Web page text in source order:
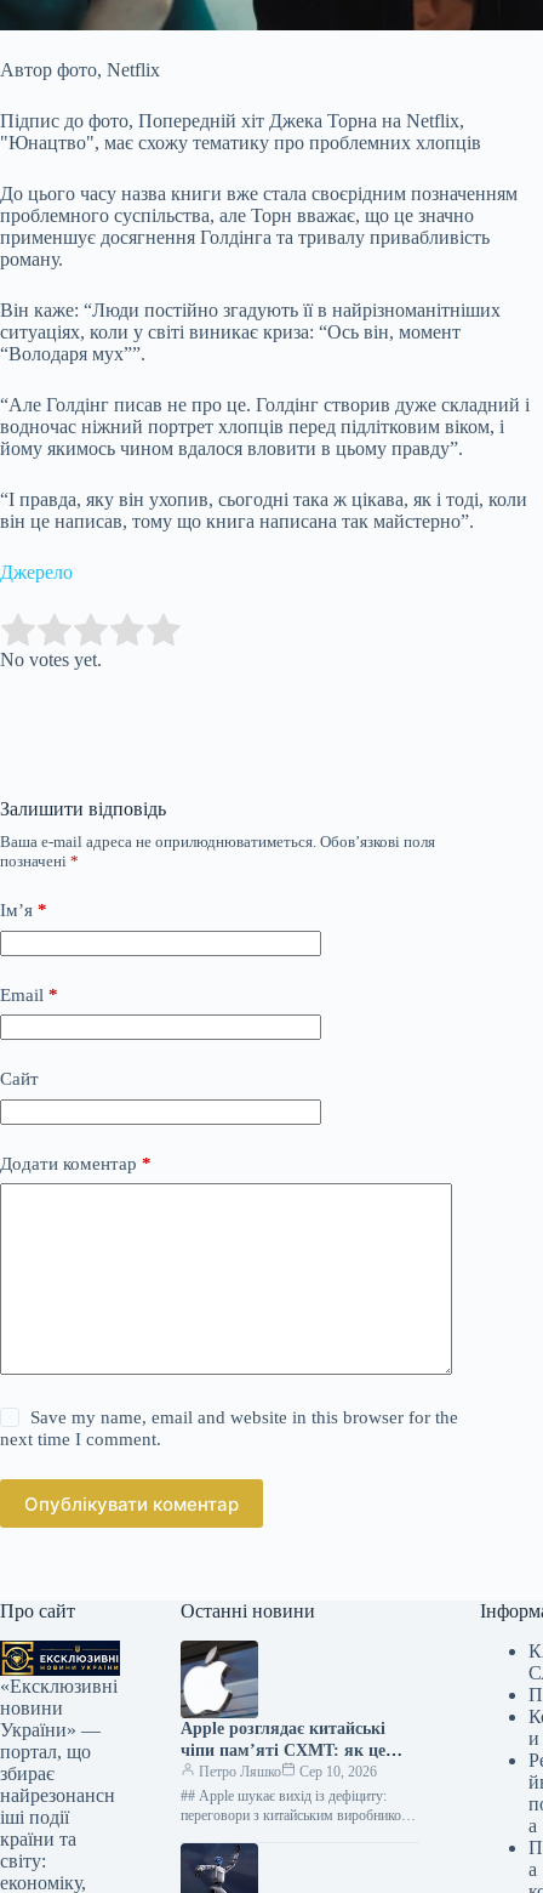
Автор фото, Netflix
Підпис до фото, Попередній хіт Джека Торна на Netflix,
"Юнацтво", має схожу тематику про проблемних хлопців
До цього часу назва книги вже стала своєрідним позначенням
проблемного суспільства, але Торн вважає, що це значно
применшує досягнення Голдінга та тривалу привабливість
роману.
Він каже: “Люди постійно згадують її в найрізноманітніших
ситуаціях, коли у світі виникає криза: “Ось він, момент
“Володаря мух””.
“Але Голдінг писав не про це. Голдінг створив дуже складний і
водночас ніжний портрет хлопців перед підлітковим віком, і
йому якимось чином вдалося вловити в цьому правду”.
“І правда, яку він ухопив, сьогодні така ж цікава, як і тоді, коли
він це написав, тому що книга написана так майстерно”.
Джерело
Rate this item:
No votes yet.
Залишити відповідь
Ваша e-mail адреса не оприлюднюватиметься. Обов’язкові поля
позначені *
Ім’я *
Email *
Сайт
Додати коментар *
Save my name, email and website in this browser for the
next time I comment.
Опублікувати коментар
Про сайт
«Ексклюзивні
новини
України» —
портал, що
збирає
найрезонансн
іші події
країни та
світу:
економіку,
Останні новини
Apple розглядає китайські
чіпи пам’яті CXMT: як це
вплине на дефіцит
Петро Ляшко
Сер 10, 2026
## Apple шукає вихід із дефіциту:
переговори з китайським виробником
веде важливі переговори з
китайською…
и
а
а